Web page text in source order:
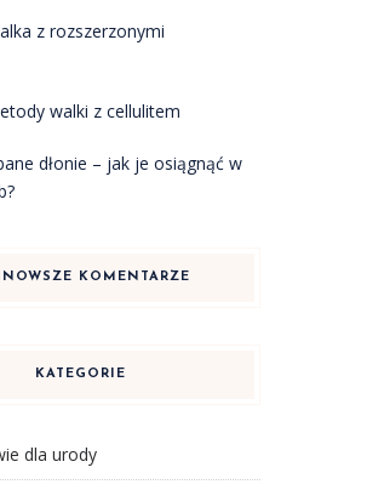
z rozszerzonymi
walki z cellulitem
dłonie – jak je osiągnąć w
KOMENTARZE
KATEGORIE
dla urody